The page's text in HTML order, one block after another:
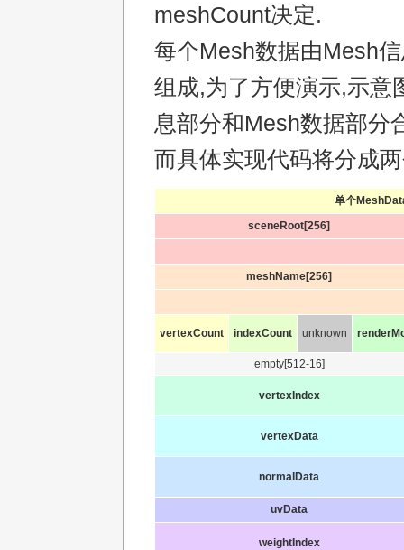
meshCount决定.
每个Mesh数据由Mesh
组成,为了方便演示,示意
息部分和Mesh数据部分
而具体实现代码将分成
单个
sceneRoot[256]
meshName[256]
vertexCount indexCount unknown
empty[512-16]
vertexIndex
vertexData
normalData
uvData
weightIndex